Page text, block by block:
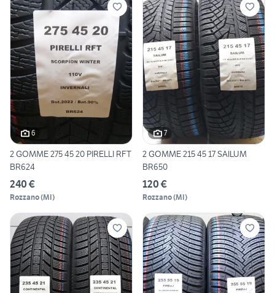
6
2 GOMME 275 45 20 PIRELLI RFT
BR624
240 €
Rozzano(MI)
7
2 GOMME 215 45 17 SAILUM
BR650
120 €
Rozzano(MI)